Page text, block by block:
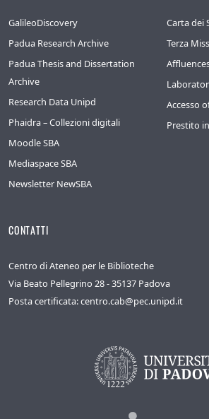
GalileoDiscovery
Padua Research Archive
Padua Thesis and Dissertation
Archive
Research Data Unipd
Phaidra – Collezioni digitali
Moodle SBA
Mediaspace SBA
Newsletter NewSBA
Carta dei
Terza
Accesso
Prestito
CONTATTI
Centro di Ateneo per le Biblioteche
Via Beato Pellegrino 28 - 35137 Padova
Posta certificata: centro.cab@pec.unipd.it